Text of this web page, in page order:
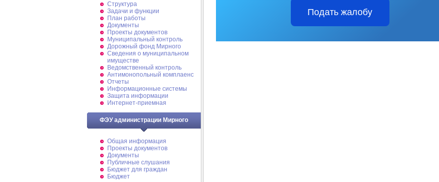
Структура
Задачи и функции
План работы
Документы
Проекты документов
Муниципальный контроль
Дорожный фонд Мирного
Cведения о муниципальном
имуществе
Ведомственный контроль
Антимонопольный комплаенс
Отчеты
Информационные системы
Защита информации
Интернет-приемная
ФЭУ администрации Мирного
Общая информация
Проекты документов
Документы
Публичные слушания
Бюджет для граждан
Бюджет
Подать жалобу